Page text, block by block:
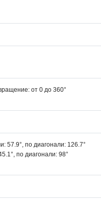
от 0 до 360°
57.9°, по диагонали: 126.7°
по диагонали: 98°